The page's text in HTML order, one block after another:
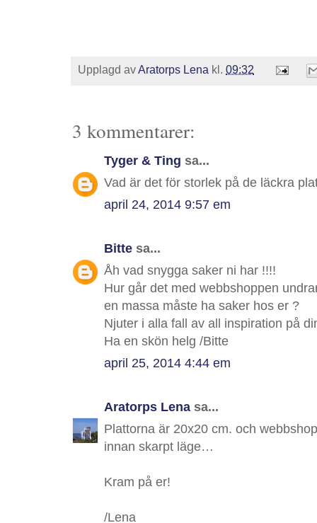
Upplagd avAratorps Lena kl. 09:32
3 kommentarer:
Tyger & Ting sa...
Vad är det för storlek på de läckra
april 24, 2014 9:57 em
Bitte sa...
Åh vad snygga saker ni har !!!!
Hur går det med webbshoppen
en massa måste ha saker hos er ?
Njuter i alla fall av all inspiration på
Ha en skön helg /Bitte
april 25, 2014 4:44 em
Aratorps Lena sa...
Plattorna är 20x20 cm. och
innan skarpt läge…
Kram på er!
/Lena